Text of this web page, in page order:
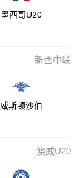
墨西哥U20
新西中联
威斯顿沙伯
澳威U20